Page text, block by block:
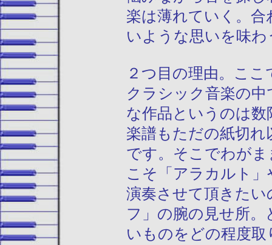
楽は薄れていく。
いような思いを味
２つ目の理由。こ
クラシック音楽の
な作品というのは
楽譜もただの紙切
です。そこでわが
こそ「アラカルト
演奏させて頂きた
フ」の腕の見せ所
いものをどの程度